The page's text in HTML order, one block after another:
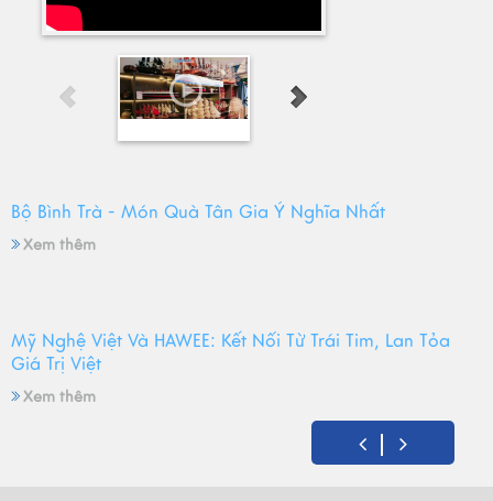
Bộ Bình Trà - Món Quà Tân Gia Ý Nghĩa Nhất
Xem thêm
Mỹ Nghệ Việt Và HAWEE: Kết Nối Từ Trái Tim, Lan Tỏa
Giá Trị Việt
Xem thêm